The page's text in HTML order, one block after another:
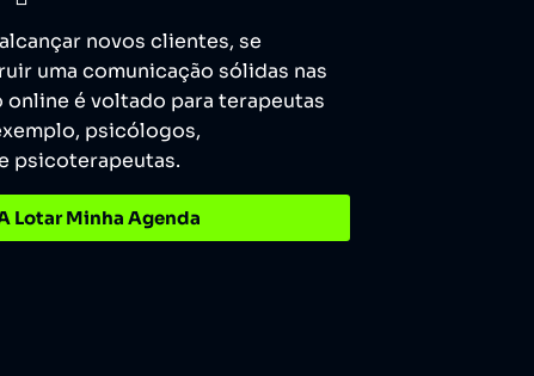
novos clientes, se
uma comunicação sólidas nas
é voltado para terapeutas
psicólogos,
psicoterapeutas.
Lotar Minha Agenda